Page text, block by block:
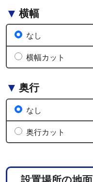
横幅
なし
横幅カット
奥行
なし
奥行カット